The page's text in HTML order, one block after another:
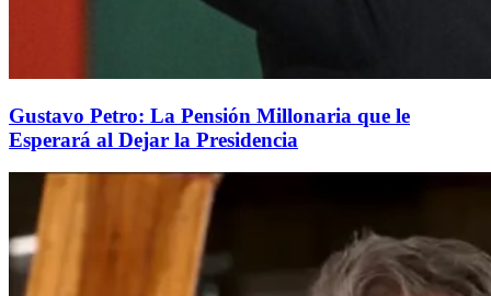
Gustavo Petro: La Pensión Millonaria que le
Esperará al Dejar la Presidencia